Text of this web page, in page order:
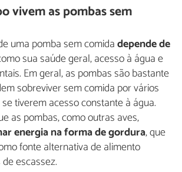
vivem as pombas sem
uma pomba sem comidadepende de
sua saúde geral, acesso à água e
Em geral, as pombas são bastante
sobreviver sem comida por vários
tiverem acesso constante à água.
as pombas, como outras aves,
energia na forma de gordura, que
fonte alternativa de alimento
escassez.